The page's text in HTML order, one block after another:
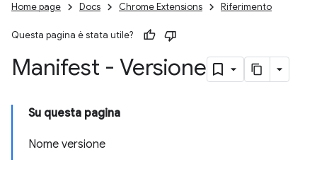
Home page Docs Chrome Extensions Riferimento
Questa pagina è stata utile?
Manifest - Versione
Su questa pagina
Nome versione